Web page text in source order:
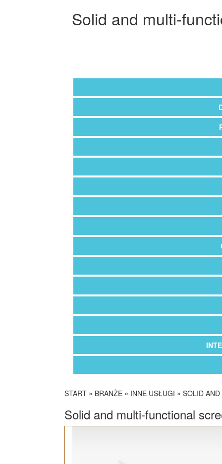
Solid and multi-
START » BRANŻE » INNE USŁUGI » SOLID
Solid and multi-functional